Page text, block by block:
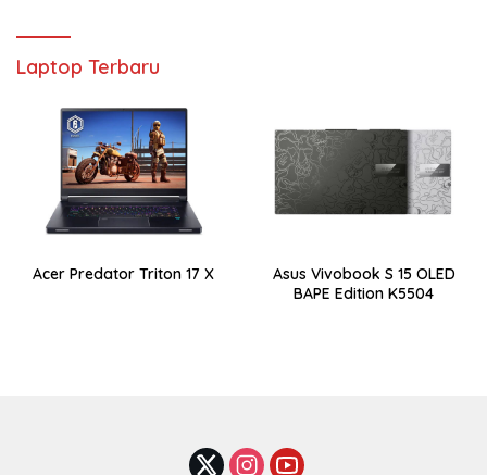
Laptop Terbaru
Acer Predator Triton 17 X
Asus Vivobook S 15 OLED
BAPE Edition K5504